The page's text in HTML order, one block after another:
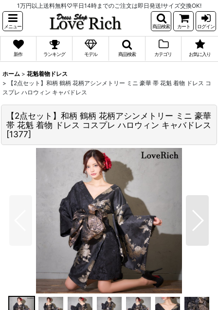
1万円以上送料無料♡平日14時までのご注文は即日発送!サイズ交換OK!
メニュー 商品検索 カート ログイン
新作 ランキング モデル 商品検索 カテゴリ お気に入り
ホーム > 花魁着物ドレス
>
【2点セット】和柄 鶴柄 花柄アシンメトリー ミニ 豪華 帯 花魁 着物 ドレス コ
スプレ ハロウィン キャバドレス
【2点セット】和柄 鶴柄 花柄アシンメトリー ミニ 豪華
帯 花魁 着物 ドレス コスプレ ハロウィン キャバドレス
[1377]